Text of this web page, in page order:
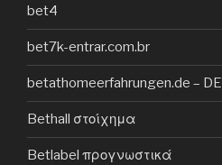
bet4
bet7k-entrar.com.br
betathomeerfahrungen.de – DE
Bethall στοίχημα
Betlabel προγνωστικά